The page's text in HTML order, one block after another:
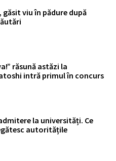
găsit viu în pădure după
răsună astăzi la
intră primul în concurs
la universități. Ce
autoritățile